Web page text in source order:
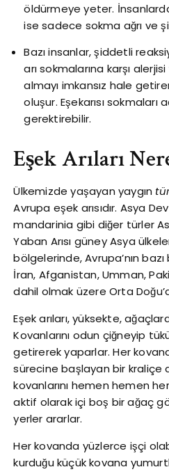
öldürmeye yeter.
ise sadece sokma ağrı ve
Bazı insanlar, şiddetli
arı sokmalarına karşı
almayı imkansız hale
oluşur. Eşekarısı sokmaları
gerektirebilir.
Eşek Arıları
Ülkemizde yaşayan yaygın
Avrupa eşek arısıdır. Asya
mandarinia gibi diğer türler
Yaban Arısı güney Asya
bölgelerinde, Avrupa’nın
İran, Afganistan, Umman,
dahil olmak üzere Orta
Eşek arıları, yüksekte,
Kovanlarını odun çiğneyip
getirerek yaparlar. Her
sürecine başlayan bir kraliçe
kovanlarını hemen hemen
aktif olarak içi boş bir ağaç
yerler ararlar.
Her kovanda yüzlerce işçi
kurduğu küçük kovana